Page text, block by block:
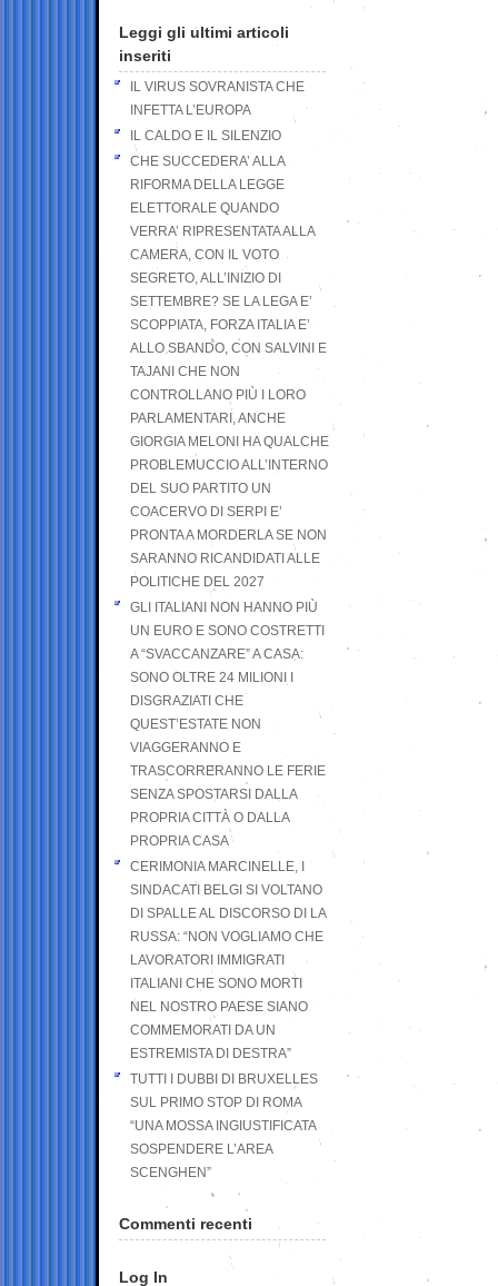
Leggi gli ultimi articoli
inseriti
IL VIRUS SOVRANISTA CHE
INFETTA L’EUROPA
IL CALDO E IL SILENZIO
CHE SUCCEDERA’ ALLA
RIFORMA DELLA LEGGE
ELETTORALE QUANDO
VERRA’ RIPRESENTATA ALLA
CAMERA, CON IL VOTO
SEGRETO, ALL’INIZIO DI
SETTEMBRE? SE LA LEGA E’
SCOPPIATA, FORZA ITALIA E’
ALLO SBANDO, CON SALVINI E
TAJANI CHE NON
CONTROLLANO PIÙ I LORO
PARLAMENTARI, ANCHE
GIORGIA MELONI HA QUALCHE
PROBLEMUCCIO ALL’INTERNO
DEL SUO PARTITO UN
COACERVO DI SERPI E’
PRONTA A MORDERLA SE NON
SARANNO RICANDIDATI ALLE
POLITICHE DEL 2027
GLI ITALIANI NON HANNO PIÙ
UN EURO E SONO COSTRETTI
A “SVACCANZARE” A CASA:
SONO OLTRE 24 MILIONI I
DISGRAZIATI CHE
QUEST’ESTATE NON
VIAGGERANNO E
TRASCORRERANNO LE FERIE
SENZA SPOSTARSI DALLA
PROPRIA CITTÀ O DALLA
PROPRIA CASA
CERIMONIA MARCINELLE, I
SINDACATI BELGI SI VOLTANO
DI SPALLE AL DISCORSO DI LA
RUSSA: “NON VOGLIAMO CHE
LAVORATORI IMMIGRATI
ITALIANI CHE SONO MORTI
NEL NOSTRO PAESE SIANO
COMMEMORATI DA UN
ESTREMISTA DI DESTRA”
TUTTI I DUBBI DI BRUXELLES
SUL PRIMO STOP DI ROMA
“UNA MOSSA INGIUSTIFICATA
SOSPENDERE L’AREA
SCENGHEN”
Commenti recenti
Log In